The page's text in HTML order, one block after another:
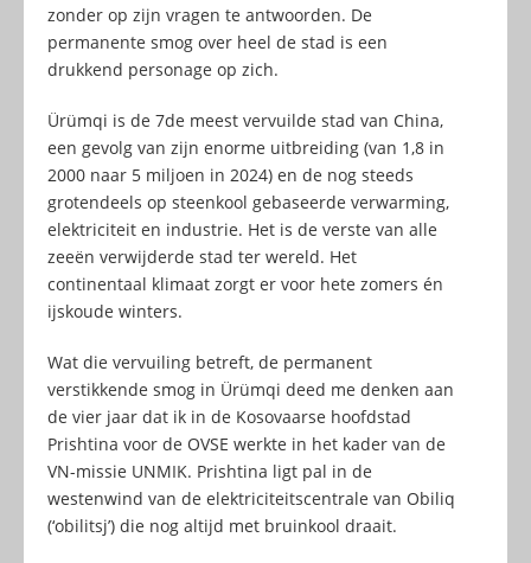
zonder op zijn vragen te antwoorden. De
permanente smog over heel de stad is een
drukkend personage op zich.
Ürümqi is de 7de meest vervuilde stad van China,
een gevolg van zijn enorme uitbreiding (van 1,8 in
2000 naar 5 miljoen in 2024) en de nog steeds
grotendeels op steenkool gebaseerde verwarming,
elektriciteit en industrie. Het is de verste van alle
zeeën verwijderde stad ter wereld. Het
continentaal klimaat zorgt er voor hete zomers én
ijskoude winters.
Wat die vervuiling betreft, de permanent
verstikkende smog in Ürümqi deed me denken aan
de vier jaar dat ik in de Kosovaarse hoofdstad
Prishtina voor de OVSE werkte in het kader van de
VN-missie UNMIK. Prishtina ligt pal in de
westenwind van de elektriciteitscentrale van Obiliq
(‘obilitsj’) die nog altijd met bruinkool draait.